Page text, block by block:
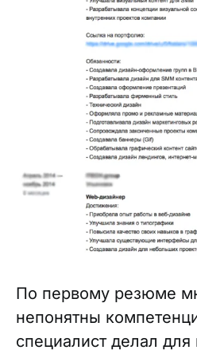
По первому резюме
непонятны
специалист делал